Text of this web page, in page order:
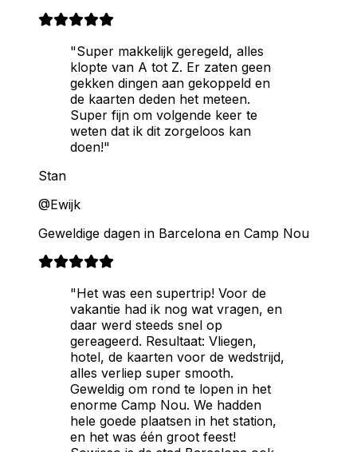
"Super makkelijk geregeld, alles
klopte van A tot Z. Er zaten geen
gekken dingen aan gekoppeld en
de kaarten deden het meteen.
Super fijn om volgende keer te
weten dat ik dit zorgeloos kan
doen!"
Stan
@Ewijk
Geweldige dagen in Barcelona en Camp Nou
"Het was een supertrip! Voor de
vakantie had ik nog wat vragen, en
daar werd steeds snel op
gereageerd. Resultaat: Vliegen,
hotel, de kaarten voor de wedstrijd,
alles verliep super smooth.
Geweldig om rond te lopen in het
enorme Camp Nou. We hadden
hele goede plaatsen in het station,
en het was één groot feest!